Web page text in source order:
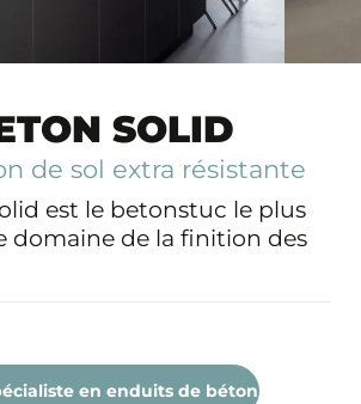
SOLID
de sol extra résistante
est le betonstuc le plus
domaine de la finition des
en enduits de béton